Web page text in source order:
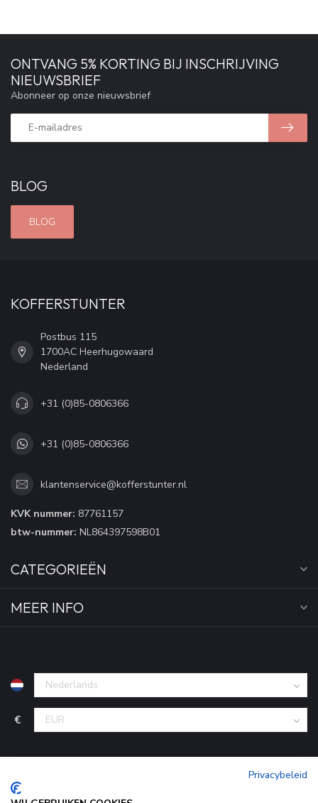
BLOG
BLOG
ONTVANG 5% KORTING BIJ INSCHRIJVING
NIEUWSBRIEF
Abonneer op onze nieuwsbrief
KOFFERSTUNTER
Postbus 115
1700AC Heerhugowaard
Nederland
+31 (0)85-0806366
+31 (0)85-0806366
klantenservice@kofferstunter.nl
KVK nummer: 87761157
btw-nummer: NL864397598B01
CATEGORIEËN
MEER INFO
€
Privacybeleid